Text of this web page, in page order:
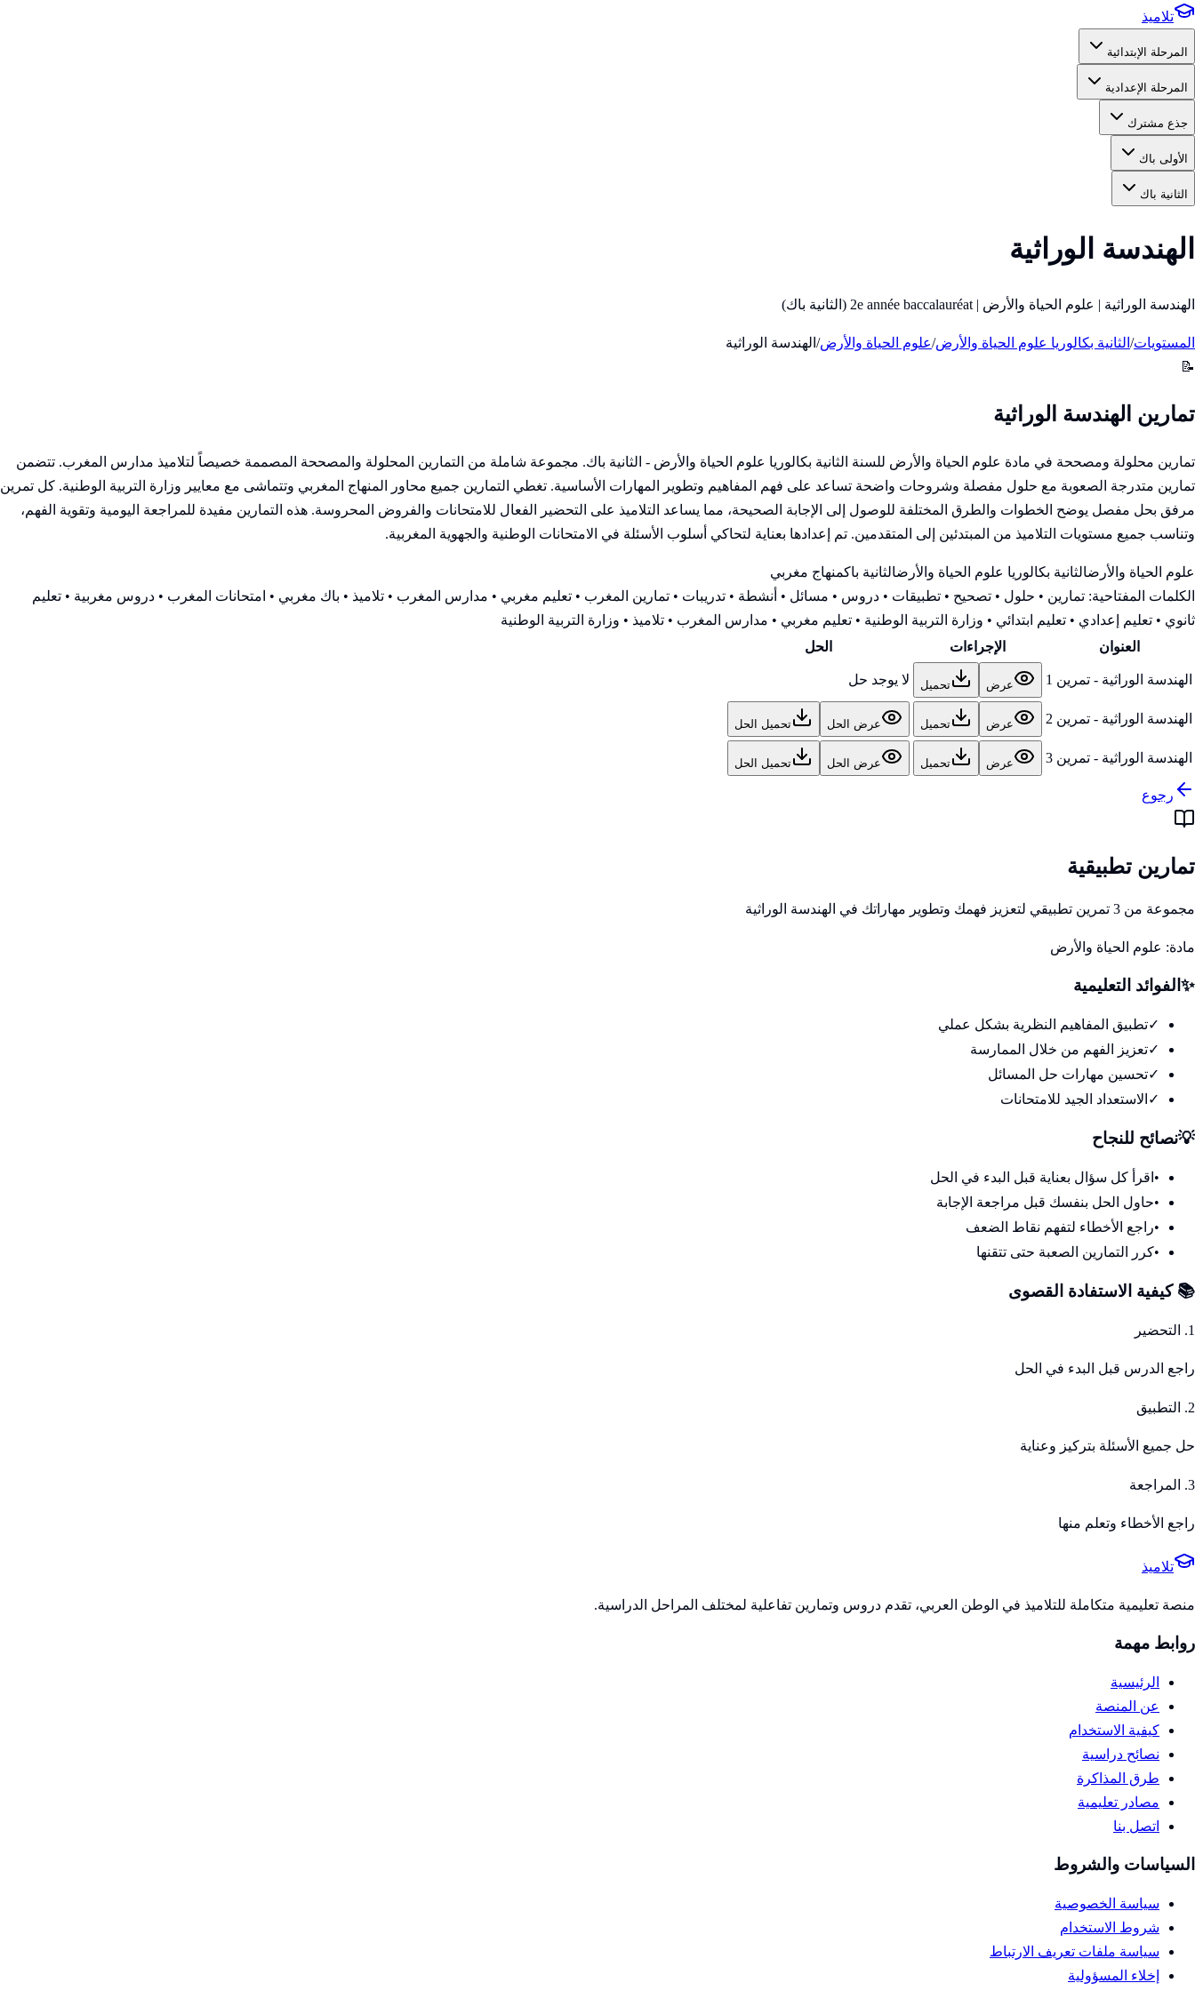
تلاميذ
المرحلة الإبتدائية
المرحلة الإعدادية
جذع مشترك
الأولى باك
الثانية باك
الهندسة الوراثية
الهندسة الوراثية | علوم الحياة والأرض | 2e année baccalauréat (الثانية باك)
المستويات/ الثانية بكالوريا علوم الحياة والأرض/علوم الحياة والأرض/ الهندسة الوراثية
📝
تمارين الهندسة الوراثية
تمارين محلولة ومصححة في مادة علوم الحياة والأرض للسنة الثانية بكالوريا علوم الحياة والأرض - الثانية باك. مجموعة شاملة من التمارين المحلولة والمصححة المصممة خصيصاً لتلاميذ مدارس المغرب. تتضمن
تمارين متدرجة الصعوبة مع حلول مفصلة وشروحات واضحة تساعد على فهم المفاهيم وتطوير المهارات الأساسية. تغطي التمارين جميع محاور المنهاج المغربي وتتماشى مع معايير وزارة التربية الوطنية. كل تمرين
مرفق بحل مفصل يوضح الخطوات والطرق المختلفة للوصول إلى الإجابة الصحيحة، مما يساعد التلاميذ على التحضير الفعال للامتحانات والفروض المحروسة. هذه التمارين مفيدة للمراجعة اليومية وتقوية الفهم،
وتناسب جميع مستويات التلاميذ من المبتدئين إلى المتقدمين. تم إعدادها بعناية لتحاكي أسلوب الأسئلة في الامتحانات الوطنية والجهوية المغربية.
علوم الحياة والأرضالثانية بكالوريا علوم الحياة والأرضالثانية باكمنهاج مغربي
الكلمات المفتاحية: تمارين • حلول • تصحيح • تطبيقات • دروس • مسائل • أنشطة • تدريبات • تمارين المغرب • تعليم مغربي • مدارس المغرب • تلاميذ • باك مغربي • امتحانات المغرب • دروس مغربية • تعليم
ثانوي • تعليم إعدادي • تعليم ابتدائي • وزارة التربية الوطنية • تعليم مغربي • مدارس المغرب • تلاميذ • وزارة التربية الوطنية
العنوان
الإجراءات الحل
الهندسة الوراثية - تمرين 1 عرض تحميل لا يوجد حل
الهندسة الوراثية - تمرين 2 عرض تحميل عرض الحل تحميل الحل
الهندسة الوراثية - تمرين 3 عرض تحميل عرض الحل تحميل الحل
رجوع
تمارين تطبيقية
مجموعة من 3 تمرين تطبيقي لتعزيز فهمك وتطوير مهاراتك في الهندسة الوراثية
مادة: علوم الحياة والأرض
✨ الفوائد التعليمية
✓تطبيق المفاهيم النظرية بشكل عملي
✓تعزيز الفهم من خلال الممارسة
✓تحسين مهارات حل المسائل
✓ الاستعداد الجيد للامتحانات
💡نصائح للنجاح
• اقرأ كل سؤال بعناية قبل البدء في الحل
•حاول الحل بنفسك قبل مراجعة الإجابة
•راجع الأخطاء لتفهم نقاط الضعف
•كرر التمارين الصعبة حتى تتقنها
📚 كيفية الاستفادة القصوى
1. التحضير
راجع الدرس قبل البدء في الحل
2. التطبيق
حل جميع الأسئلة بتركيز وعناية
3. المراجعة
راجع الأخطاء وتعلم منها
تلاميذ
منصة تعليمية متكاملة للتلاميذ في الوطن العربي، تقدم دروس وتمارين تفاعلية لمختلف المراحل الدراسية.
روابط مهمة
الرئيسية
عن المنصة
كيفية الاستخدام
نصائح دراسية
طرق المذاكرة
مصادر تعليمية
اتصل بنا
السياسات والشروط
سياسة الخصوصية
شروط الاستخدام
سياسة ملفات تعريف الارتباط
إخلاء المسؤولية